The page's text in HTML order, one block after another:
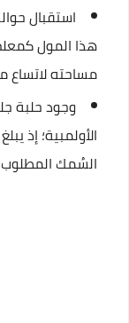
هذا المول كمعلم
مساحته لاتساع ما يزيد عن
وجود حلبة
السُمك